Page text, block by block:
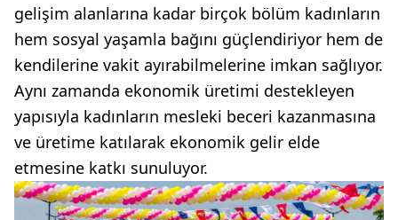
gelişim alanlarına kadar birçok bölüm kadınların
hem sosyal yaşamla bağını güçlendiriyor hem de
kendilerine vakit ayırabilmelerine imkan sağlıyor.
Aynı zamanda ekonomik üretimi destekleyen
yapısıyla kadınların mesleki beceri kazanmasına
ve üretime katılarak ekonomik gelir elde
etmesine katkı sunuluyor.